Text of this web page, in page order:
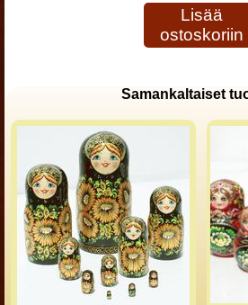
Lisää
ostoskoriin
Samankaltaiset